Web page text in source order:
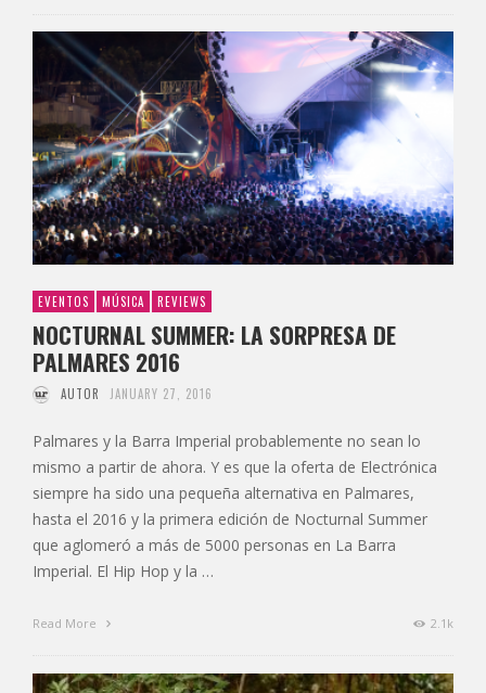
EVENTOS MÚSICA REVIEWS
NOCTURNAL SUMMER: LA SORPRESA DE
PALMARES 2016
AUTOR JANUARY 27, 2016
Palmares y la Barra Imperial probablemente no sean lo
mismo a partir de ahora. Y es que la oferta de Electrónica
siempre ha sido una pequeña alternativa en Palmares,
hasta el 2016 y la primera edición de Nocturnal Summer
que aglomeró a más de 5000 personas en La Barra
Imperial. El Hip Hop y la …
Read More 2.1k